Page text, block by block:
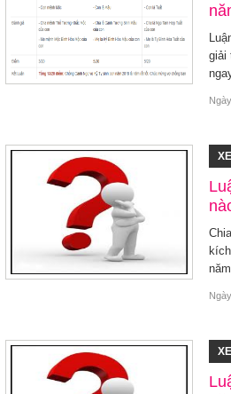
giải